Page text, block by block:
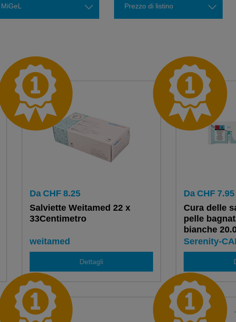
MiGeL Prezzo di listino
Da CHF 8.25
Salviette Weitamed 22 x
33Centimetro
weitamed
Dettagli
Da CHF 7.95
Cura delle
pelle
bianche
Serenity-